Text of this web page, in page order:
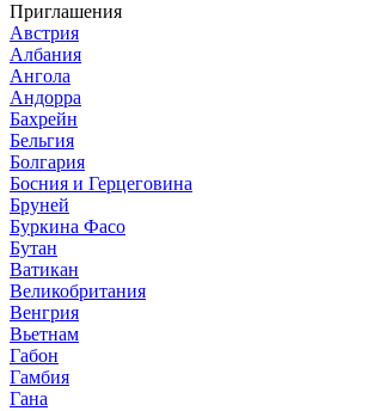
Приглашения
Австрия
Албания
Ангола
Андорра
Бахрейн
Бельгия
Болгария
Босния и Герцеговина
Бруней
Буркина Фасо
Бутан
Ватикан
Великобритания
Венгрия
Вьетнам
Габон
Гамбия
Гана